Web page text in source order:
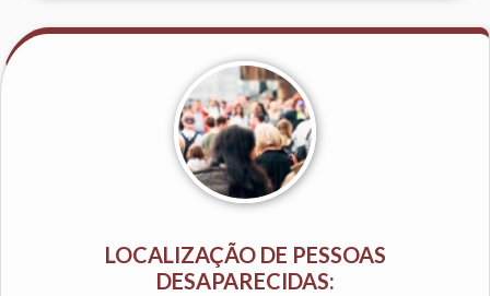
LOCALIZAÇÃO DE PESSOAS
DESAPARECIDAS: